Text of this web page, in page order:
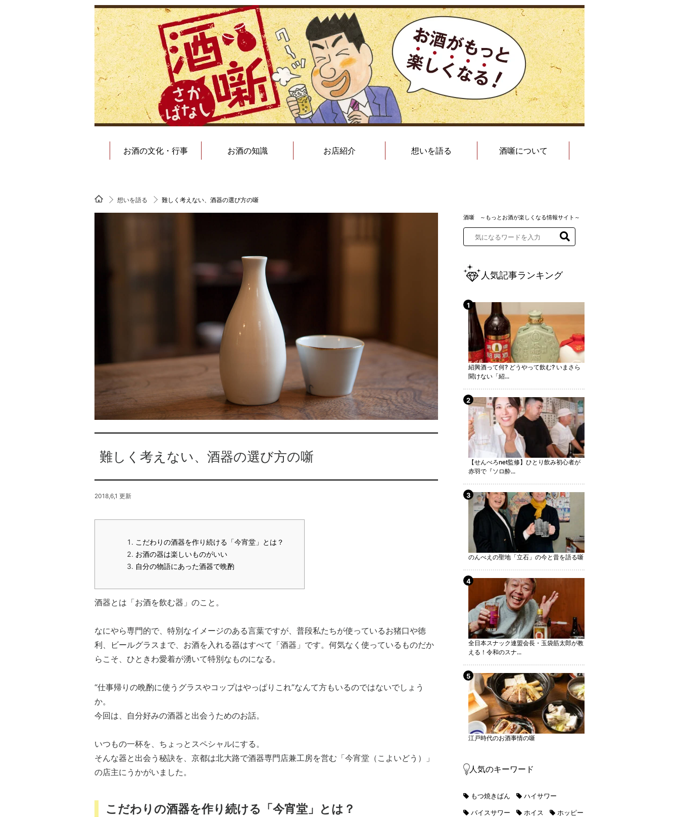
お酒の文化・行事 お酒の知識 お店紹介 想いを語る 酒噺について
想いを語る 難しく考えない、酒器の選び方の噺
難しく考えない、酒器の選び方の噺
2018,6,1 更新
こだわりの酒器を作り続ける「今宵堂」とは？
お酒の器は楽しいものがいい
自分の物語にあった酒器で晩酌
酒器とは「お酒を飲む器」のこと。
なにやら専門的で、特別なイメージのある言葉ですが、普段私たちが使っているお猪口や徳
利、ビールグラスまで、お酒を入れる器はすべて「酒器」です。何気なく使っているものだか
らこそ、ひときわ愛着が湧いて特別なものになる。
“仕事帰りの晩酌に使うグラスやコップはやっぱりこれ”なんて方もいるのではないでしょう
か。
今回は、自分好みの酒器と出会うためのお話。
いつもの一杯を、ちょっとスペシャルにする。
そんな器と出会う秘訣を、京都は北大路で酒器専門店兼工房を営む「今宵堂（こよいどう）」
の店主にうかがいました。
こだわりの酒器を作り続ける「今宵堂」とは？
酒噺 ～もっとお酒が楽しくなる情報サイト～
人気記事ランキング
紹興酒って何? どうやって飲む? いまさら
聞けない「紹...
【せんべろnet監修】ひとり飲み初心者が
赤羽で『ソロ酔...
のんべえの聖地「立石」の今と昔を語る噺
全日本スナック連盟会長・玉袋筋太郎が教
える！令和のスナ...
江戸時代のお酒事情の噺
人気のキーワード
もつ焼きばん ハイサワー
バイスサワー ホイス ホッピー